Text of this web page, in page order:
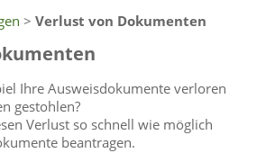
> Verlust von Dokumenten
Ihre Ausweisdokumente verloren
gestohlen?
Verlust so schnell wie möglich
beantragen.